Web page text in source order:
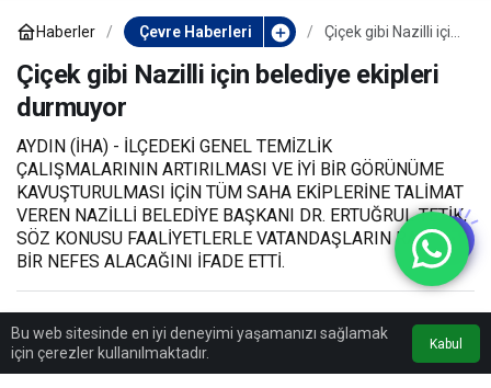
Haberler Çevre Haberleri
Çiçek gibi Nazilli için
durmuyor
Çiçek gibi Nazilli için belediye ekipleri
durmuyor
AYDIN (İHA) - İLÇEDEKİ GENEL TEMİZLİK
ÇALIŞMALARININ ARTIRILMASI VE İYİ BİR GÖRÜNÜME
KAVUŞTURULMASI İÇİN TÜM SAHA EKİPLERİNE TALİMAT
VEREN NAZİLLİ BELEDİYE BAŞKANI DR. ERTUĞRUL TETİK,
SÖZ KONUSU FAALİYETLERLE VATANDAŞLARIN RAHAT
BİR NEFES ALACAĞINI İFADE ETTİ.
5 Ekim 2024, 09:50yayınlandı 5 Ekim 2024, 09:50
güncellendi
1dk, 4sn 0
Bu web sitesinde en iyi deneyimi yaşamanızı sağlamak
için çerezler kullanılmaktadır.
Kabul